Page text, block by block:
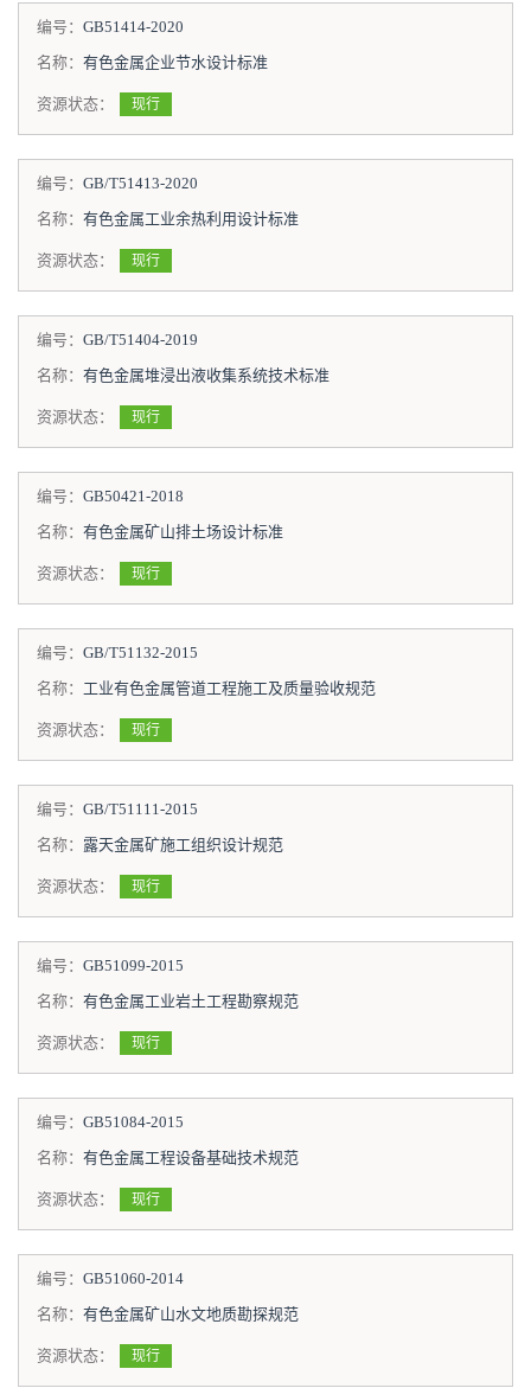
编号： GB51414-2020
名称： 有色金属企业节水设计标准
资源状态： 现行
编号： GB/T51413-2020
名称： 有色金属工业余热利用设计标准
资源状态： 现行
编号： GB/T51404-2019
名称： 有色金属堆浸出液收集系统技术标准
资源状态： 现行
编号： GB50421-2018
名称： 有色金属矿山排土场设计标准
资源状态： 现行
编号： GB/T51132-2015
名称： 工业有色金属管道工程施工及质量验收规范
资源状态： 现行
编号： GB/T51111-2015
名称： 露天金属矿施工组织设计规范
资源状态： 现行
编号： GB51099-2015
名称： 有色金属工业岩土工程勘察规范
资源状态： 现行
编号： GB51084-2015
名称： 有色金属工程设备基础技术规范
资源状态： 现行
编号： GB51060-2014
名称： 有色金属矿山水文地质勘探规范
资源状态： 现行